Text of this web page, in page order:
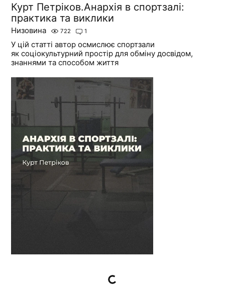
Курт Петріков.Анархія в спортзалі:
практика та виклики
Низовина 722 1
У цій статті автор осмислює спортзали
як соціокультурний простір для обміну досвідом,
знаннями та способом життя